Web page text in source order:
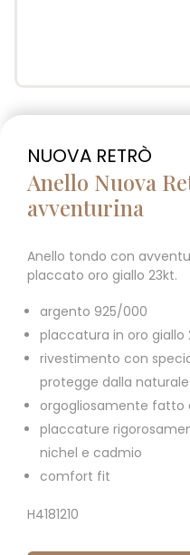
NUOVA RETRÒ
Anello Nuova
avventurina
Anello tondo con
placcato oro giallo 23kt.
argento 925/000
placcatura in oro giallo
rivestimento con
protegge dalla
orgogliosamente fatto
placcature
nichel e cadmio
comfort fit
H4181210